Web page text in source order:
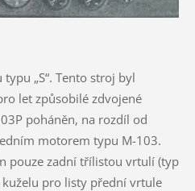
„S“. Tento stroj byl
let způsobilé zdvojené
poháněn, na rozdíl od
motorem typu M-103.
pouze zadní třílistou vrtulí (typ
pro listy přední vrtule